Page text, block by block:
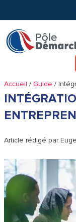
au
contenu
Accueil /Guide /
Article rédigé par